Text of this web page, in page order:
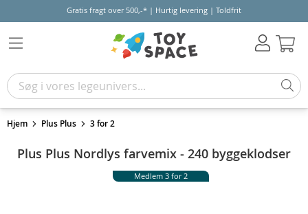
Gratis fragt over 500,-* | Hurtig levering | Toldfrit
Hjem Plus Plus 3 for 2
Plus Plus Nordlys farvemix - 240 byggeklodser
Medlem 3 for 2